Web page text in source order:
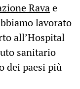
Ravae
lavorato
all’Hospital
sanitario
dei paesi più